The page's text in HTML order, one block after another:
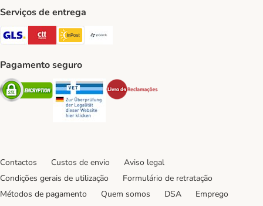
Serviços de entrega
GLS Shipping Method
CTTExpress Shipping Method
InPost Shipping Method
Pagamento seguro
Security Security
Contactos Custos de envio
Aviso legal
Condições gerais de utilização
Formulário de retratação
Métodos de pagamento
Quem somos DSA
Emprego